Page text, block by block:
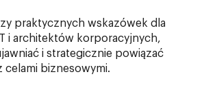
praktycznych wskazówek dla
i architektów korporacyjnych,
i strategicznie powiązać
celami biznesowymi.